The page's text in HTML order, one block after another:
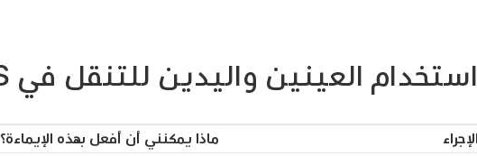
استخدام العينين واليدين للتنقل في visionOS
الإجراء ماذا يمكنني أن أفعل بهذه الإيماءة؟